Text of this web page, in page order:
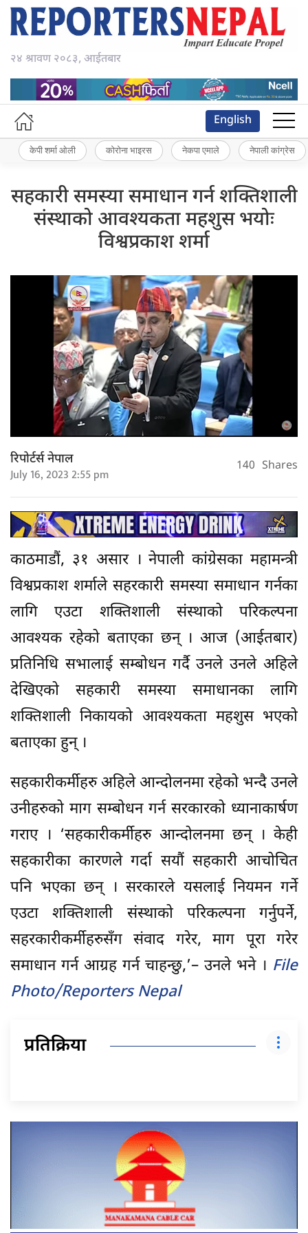
२४ श्रावण २०८३, आईतबार
English
केपी शर्मा ओली कोरोना भाइरस नेकपा एमाले नेपाली कांग्रेस
सहकारी समस्या समाधान गर्न शक्तिशाली
संस्थाको आवश्यकता महशुस भयोः
विश्वप्रकाश शर्मा
रिपोर्टर्स नेपाल
July 16, 2023 2:55 pm 140 Shares
काठमाडौं, ३१ असार । नेपाली कांग्रेसका महामन्त्री
विश्वप्रकाश शर्माले सहरकारी समस्या समाधान गर्नका
लागि एउटा शक्तिशाली संस्थाको परिकल्पना
आवश्यक रहेको बताएका छन् । आज (आईतबार)
प्रतिनिधि सभालाई सम्बोधन गर्दै उनले उनले अहिले
देखिएको सहकारी समस्या समाधानका लागि
शक्तिशाली निकायको आवश्यकता महशुस भएको
बताएका हुन् ।
सहकारीकर्मीहरु अहिले आन्दोलनमा रहेको भन्दै उनले
उनीहरुको माग सम्बोधन गर्न सरकारको ध्यानाकार्षण
गराए । ‘सहकारीकर्मीहरु आन्दोलनमा छन् । केही
सहकारीका कारणले गर्दा सयौं सहकारी आचोचित
पनि भएका छन् । सरकारले यसलाई नियमन गर्ने
एउटा शक्तिशाली संस्थाको परिकल्पना गर्नुपर्ने,
सहरकारीकर्मीहरुसँग संवाद गरेर, माग पूरा गरेर
समाधान गर्न आग्रह गर्न चाहन्छु,’– उनले भने । File
Photo/Reporters Nepal
प्रतिक्रिया